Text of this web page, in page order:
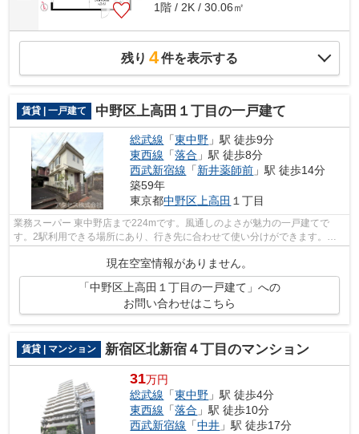
1階 / 2K / 30.06㎡
残り 4件を表示する
賃貸 | 一戸建て 中野区上高田１丁目の一戸建て
総武線 「東中野 」駅 徒歩9分
東西線 「落合 」駅 徒歩8分
西武新宿線 「新井薬師前 」駅 徒歩14分
築59年
東京都中野区 上高田 １丁目
業務スーパー 東中野店まで224mです。風通しのよさが魅力の一戸建てで
す。2駅利用できる場所にあり、行き先に合わせて使い分けができます。戸
建て物件は、室内のレイアウトの自由度も...
現在空室情報がありません。
「中野区上高田１丁目の一戸建て」への
お問い合わせはこちら
賃貸 | マンション 新宿区北新宿４丁目のマンション
31万円
総武線 「東中野 」駅 徒歩4分
東西線 「落合 」駅 徒歩10分
西武新宿線 「中井 」駅 徒歩17分